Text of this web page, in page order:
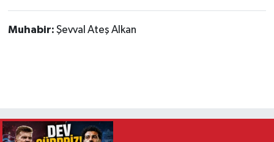
Muhabir: Şevval Ateş Alkan